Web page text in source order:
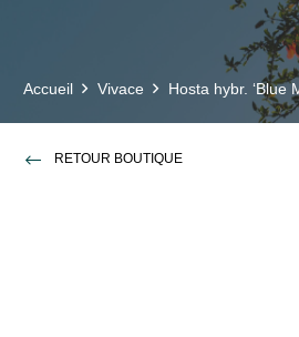
Accueil Vivace Hosta hybr. ‘Blue
RETOUR BOUTIQUE